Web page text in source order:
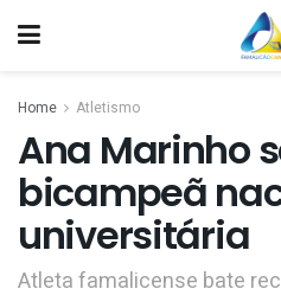
Home Atletismo
Ana Marinho
bicampeã
universitária
Atleta famalicense bate